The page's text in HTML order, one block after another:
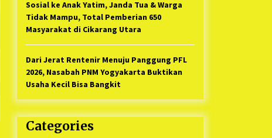
Sosial ke Anak Yatim, Janda Tua & Warga
Tidak Mampu, Total Pemberian 650
Masyarakat di Cikarang Utara
Dari Jerat Rentenir Menuju Panggung PFL
2026, Nasabah PNM Yogyakarta Buktikan
Usaha Kecil Bisa Bangkit
Categories